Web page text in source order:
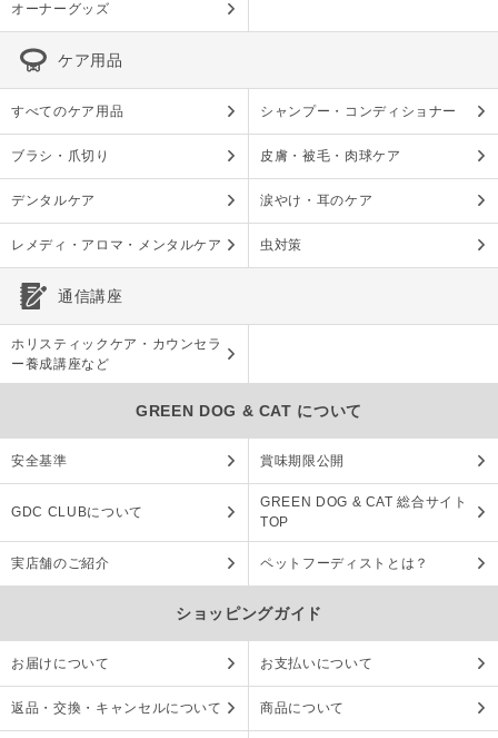
オーナーグッズ
ケア用品
すべてのケア用品 シャンプー・コンディショナー
ブラシ・爪切り 皮膚・被毛・肉球ケア
デンタルケア 涙やけ・耳のケア
レメディ・アロマ・メンタルケア 虫対策
通信講座
ホリスティックケア・カウンセラ
ー養成講座など
GREEN DOG & CAT について
安全基準 賞味期限公開
GDC CLUBについて
GREEN DOG & CAT 総合サイト
TOP
実店舗のご紹介 ペットフーディストとは？
ショッピングガイド
お届けについて お支払いについて
返品・交換・キャンセルについて 商品について